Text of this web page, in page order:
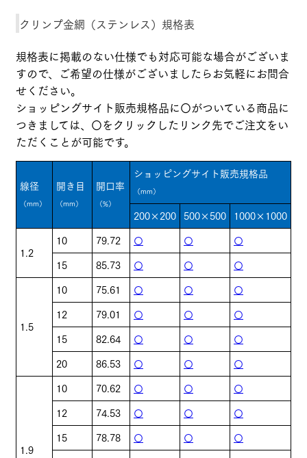
クリンプ金網（ステンレス）規格表
規格表に掲載のない仕様でも対応可能な場合がございま
すので、ご希望の仕様がございましたらお気軽にお問合
せください。
ショッピングサイト販売規格品に〇がついている商品に
つきましては、〇をクリックしたリンク先でご注文をい
ただくことが可能です。
線径
（mm）
開き目
（mm）
開口率
（%）
ショッピングサイト販売規格品
（mm）
200×200 500×500 1000×1000
1.2
10 79.72 〇 〇
〇
15
85.73 〇 〇 〇
1.5
10 75.61 〇 〇
〇
12
79.01 〇 〇
〇
15
82.64 〇 〇
〇
20
86.53 〇 〇 〇
1.9
10 70.62 〇 〇
〇
12
74.53 〇 〇
〇
15
78.78 〇 〇
〇